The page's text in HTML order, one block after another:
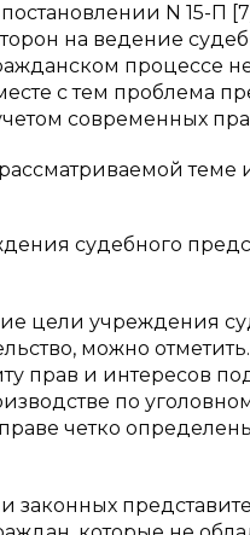
N 15-П
на ведение
процессе
с тем проблема
современных
судебного
цели учреждения
можно
прав и интересов
по
четко
законных